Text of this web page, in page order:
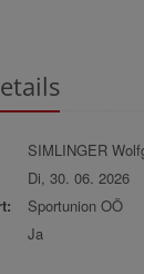
SIMLINGER
Di, 30. 06. 2026
Sportunion OÖ
Ja